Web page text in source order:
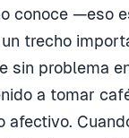
conoce —eso
trecho
sin problema
a tomar